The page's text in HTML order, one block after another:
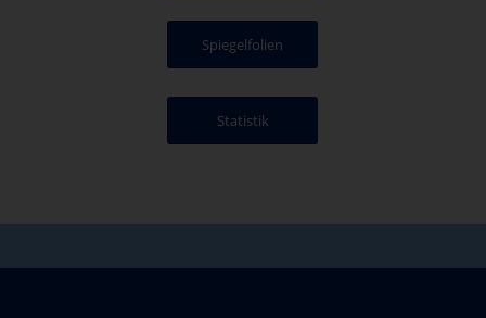
Spiegelfolien
Statistik